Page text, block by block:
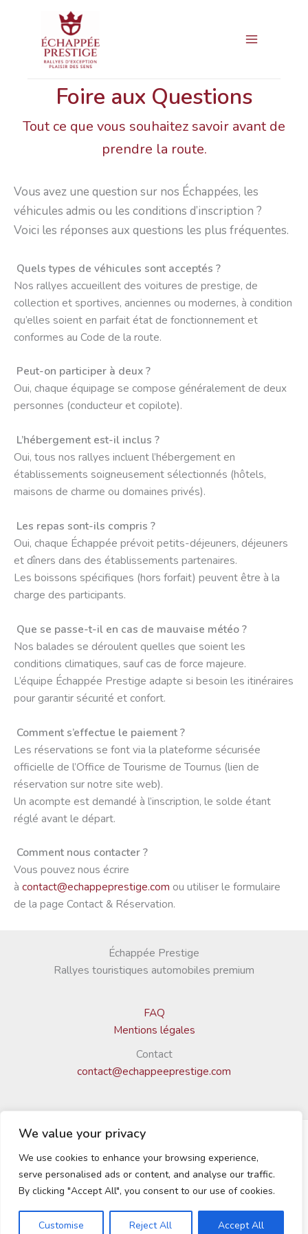
We value your privacy
We use cookies to enhance your browsing experience,
serve personalised ads or content, and analyse our traffic.
By clicking "Accept All", you consent to our use of cookies.
Customise Reject All Accept All
Menu
Foire aux Questions
Tout ce que vous souhaitez savoir avant de
prendre la route.
Vous avez une question sur nos Échappées, les
véhicules admis ou les conditions d’inscription ?
Voici les réponses aux questions les plus fréquentes.
Quels types de véhicules sont acceptés ?
Nos rallyes accueillent des voitures de prestige, de
collection et sportives, anciennes ou modernes, à condition
qu’elles soient en parfait état de fonctionnement et
conformes au Code de la route.
Peut-on participer à deux ?
Oui, chaque équipage se compose généralement de deux
personnes (conducteur et copilote).
L’hébergement est-il inclus ?
Oui, tous nos rallyes incluent l’hébergement en
établissements soigneusement sélectionnés (hôtels,
maisons de charme ou domaines privés).
Les repas sont-ils compris ?
Oui, chaque Échappée prévoit petits-déjeuners, déjeuners
et dîners dans des établissements partenaires.
Les boissons spécifiques (hors forfait) peuvent être à la
charge des participants.
Que se passe-t-il en cas de mauvaise météo ?
Nos balades se déroulent quelles que soient les
conditions climatiques, sauf cas de force majeure.
L’équipe Échappée Prestige adapte si besoin les itinéraires
pour garantir sécurité et confort.
Comment s’effectue le paiement ?
Les réservations se font via la plateforme sécurisée
officielle de l’Office de Tourisme de Tournus (lien de
réservation sur notre site web).
Un acompte est demandé à l’inscription, le solde étant
réglé avant le départ.
Comment nous contacter ?
Vous pouvez nous écrire
à contact@echappeprestige.com ou utiliser le formulaire
de la page Contact & Réservation.
Échappée Prestige
Rallyes touristiques automobiles premium
FAQ
Mentions légales
Contact
contact@echappeeprestige.com
© 2025 Échappée Prestige | Tous droits réservés